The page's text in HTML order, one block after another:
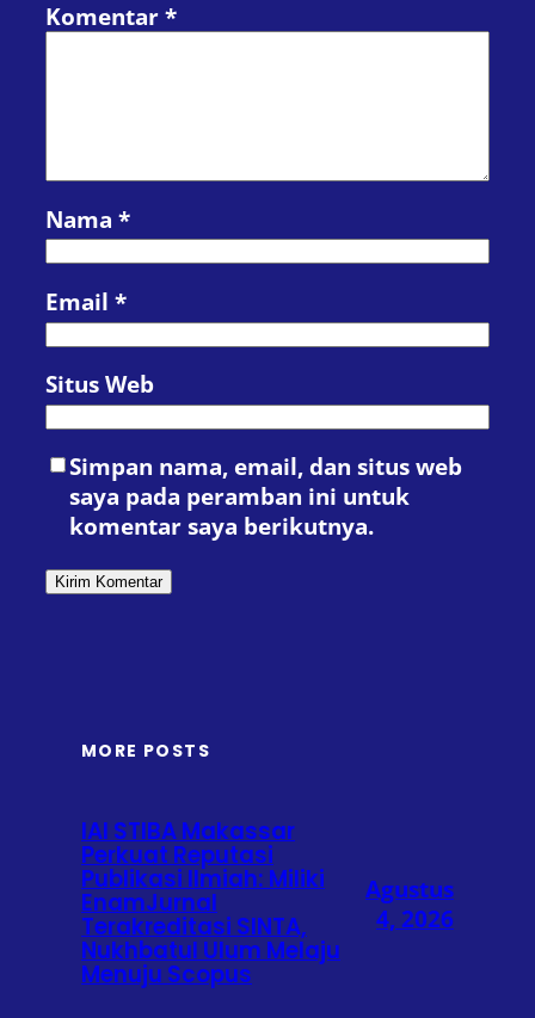
Komentar *
Nama *
Email *
Situs Web
Simpan nama, email, dan situs web
saya pada peramban ini untuk
komentar saya berikutnya.
MORE POSTS
IAI STIBA Makassar
Perkuat Reputasi
Publikasi Ilmiah: Miliki
EnamJurnal
Terakreditasi SINTA,
Nukhbatul Ulum Melaju
Menuju Scopus
Agustus
4, 2026